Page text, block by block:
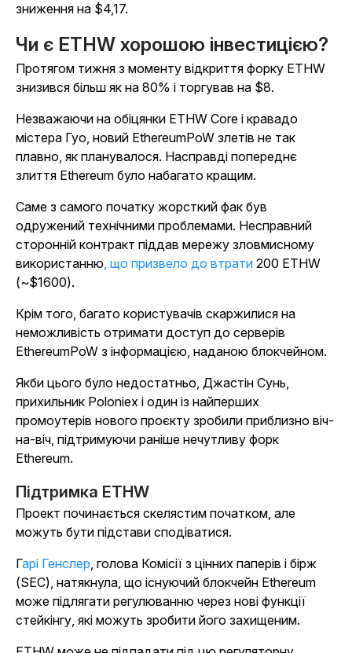
зниження на $4,17.
Чи є ETHW хорошою інвестицією?
Протягом тижня з моменту відкриття форку ETHW
знизився більш як на 80% і торгував на $8.
Незважаючи на обіцянки ETHW Core і кравадо
містера Гуо, новий EthereumPoW злетів не так
плавно, як планувалося. Насправді попереднє
злиття Ethereum було набагато кращим.
Саме з самого початку жорсткий фак був
одружений технічними проблемами. Несправний
сторонній контракт піддав мережу зловмисному
використанню, що призвело до втрати 200 ETHW
(~$1600).
Крім того, багато користувачів скаржилися на
неможливість отримати доступ до серверів
EthereumPoW з інформацією, наданою блокчейном.
Якби цього було недостатньо, Джастін Сунь,
прихильник Poloniex і один із найперших
промоутерів нового проєкту зробили приблизно віч-
на-віч, підтримуючи раніше нечутливу форк
Ethereum.
Підтримка ETHW
Проект починається скелястим початком, але
можуть бути підстави сподіватися.
Гарі Генслер, голова Комісії з цінних паперів і бірж
(SEC), натякнула, що існуючий блокчейн Ethereum
може підлягати регулюванню через нові функції
стейкінгу, які можуть зробити його захищеним.